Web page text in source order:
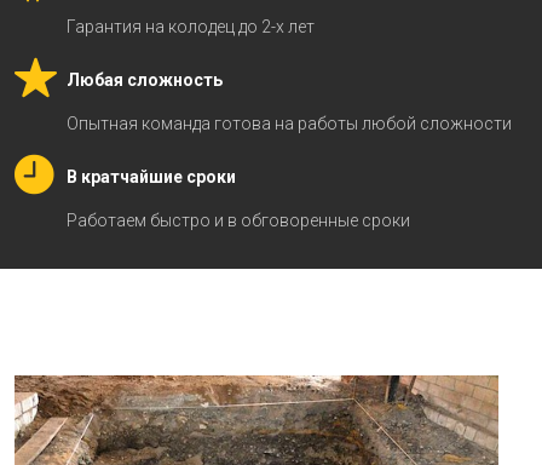
Гарантия на колодец до 2-х лет
Любая сложность
Опытная команда готова на работы любой сложности
В кратчайшие сроки
Работаем быстро и в обговоренные сроки